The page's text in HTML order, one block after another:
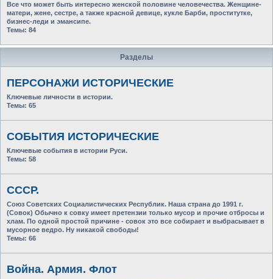
Все что может быть интересно женской половине человечества. Женщине-
матери, жене, сестре, а также красной девице, кукле Барби, проститутке,
бизнес-леди и эмансипе.
Темы: 84
Разделы
ПЕРСОНАЖИ ИСТОРИЧЕСКИЕ
Ключевые личности в истории.
Темы: 65
СОБЫТИЯ ИСТОРИЧЕСКИЕ
Ключевые события в истории Руси.
Темы: 58
СССР.
Союз Советских Социалистических Республик. Наша страна до 1991 г.
(Совок) Обычно к совку имеет претензии только мусор и прочие отбросы и
хлам. По одной простой причине - совок это все собирает и выбрасывает в
мусорное ведро. Ну никакой свободы!
Темы: 66
Война. Армия. Флот